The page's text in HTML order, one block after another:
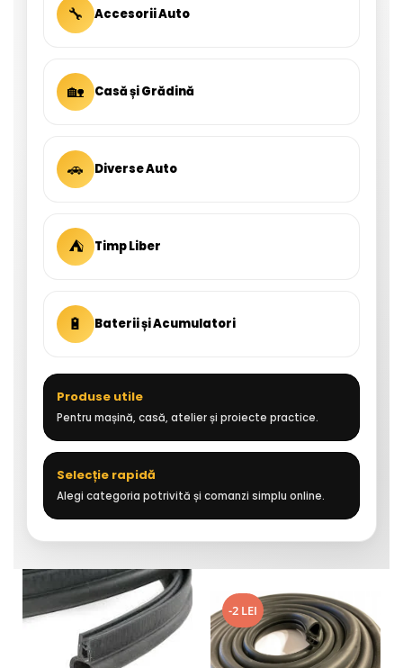
🔧 Accesorii Auto
🏡 Casă și Grădină
🚗 Diverse Auto
⛺ Timp Liber
🔋 Baterii și Acumulatori
Produse utile
Pentru mașină, casă, atelier și proiecte practice.
Selecție rapidă
Alegi categoria potrivită și comanzi simplu online.
-2 LEI